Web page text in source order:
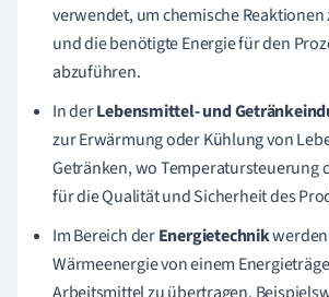
verwendet, um chemische
und die benötigte Energie für den
abzuführen.
In derLebensmittel- und
zur Erwärmung oder Kühlung von
Getränken, wo Temperatursteuerung
für die Qualität und Sicherheit des
Im Bereich derEnergietechnikwerden
Wärmeenergie von einem
Arbeitsmittel zu übertragen.